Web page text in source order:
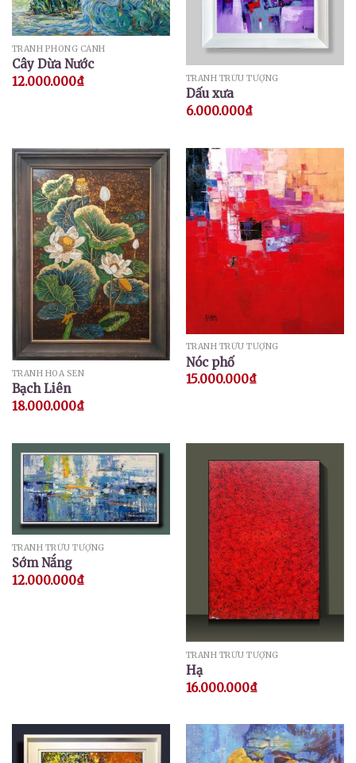
TRANH PHONG CẢNH
Cây Dừa Nước
12.000.000₫ TRANH TRỪU TƯỢNG
Dấu xưa
6.000.000₫
TRANH HOA SEN
Bạch Liên
18.000.000₫
TRANH TRỪU TƯỢNG
Nóc phố
15.000.000₫
TRANH TRỪU TƯỢNG
Sớm Nắng
12.000.000₫
TRANH TRỪU TƯỢNG
Hạ
16.000.000₫